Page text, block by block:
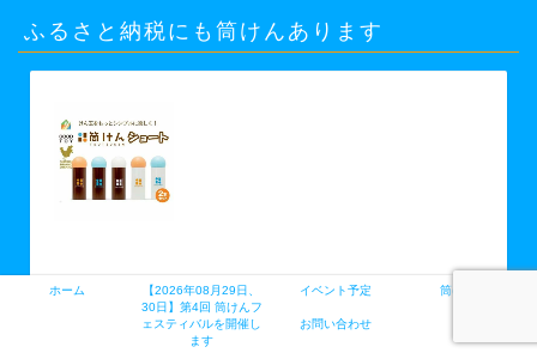
ふるさと納税にも筒けんあります
posted with
カエレ
バ
ホーム
【2026年08月29日、
30日】第4回 筒けんフ
ェスティバルを開催し
ます
イベント予定 筒けんとは
お問い合わせ